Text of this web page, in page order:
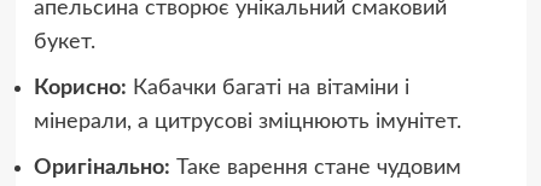
апельсина створює унікальний смаковий
букет.
Корисно: Кабачки багаті на вітаміни і
мінерали, а цитрусові зміцнюють імунітет.
Оригінально: Таке варення стане чудовим